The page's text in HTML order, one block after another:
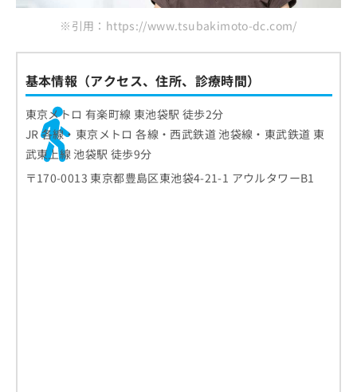
※引用：https://www.tsubakimoto-dc.com/
基本情報（アクセス、住所、診療時間）
東京メトロ 有楽町線 東池袋駅 徒歩2分
JR 各線・東京メトロ 各線・西武鉄道 池袋線・東武鉄道 東
武東上線 池袋駅 徒歩9分
〒170-0013 東京都豊島区東池袋4-21-1 アウルタワーB1